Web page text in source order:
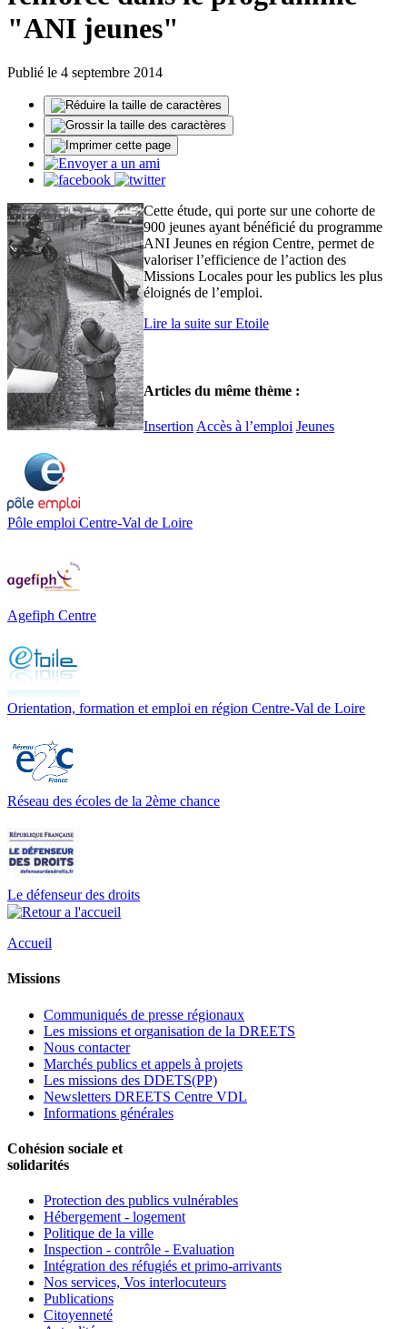
"ANI jeunes"
Publié le 4 septembre 2014
Cette étude, qui porte sur une cohorte de
900 jeunes ayant bénéficié du programme
ANI Jeunes en région Centre, permet de
valoriser l’efficience de l’action des
Missions Locales pour les publics les plus
éloignés de l’emploi.
Lire la suite sur Etoile
Articles du même thème :
Insertion Accès à l’emploi Jeunes
Pôle emploi Centre-Val de Loire
Agefiph Centre
Orientation, formation et emploi en région Centre-Val de Loire
Réseau des écoles de la 2ème chance
Le défenseur des droits
Accueil
Missions
Communiqués de presse régionaux
Les missions et organisation de la DREETS
Nous contacter
Marchés publics et appels à projets
Les missions des DDETS(PP)
Newsletters DREETS Centre VDL
Informations générales
Cohésion sociale et
solidarités
Protection des publics vulnérables
Hébergement - logement
Politique de la ville
Inspection - contrôle - Evaluation
Intégration des réfugiés et primo-arrivants
Nos services, Vos interlocuteurs
Publications
Citoyenneté